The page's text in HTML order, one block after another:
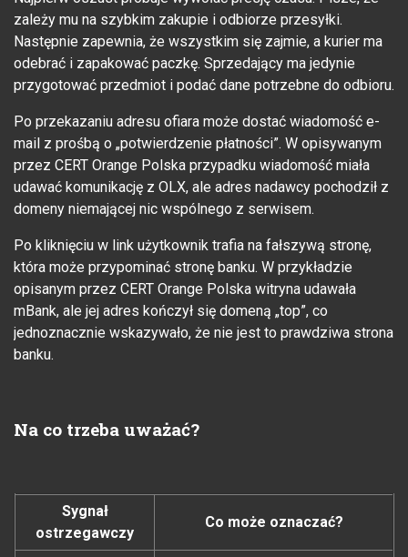
zależy mu na szybkim zakupie i odbiorze przesyłki.
Następnie zapewnia, że wszystkim się zajmie, a kurier ma
odebrać i zapakować paczkę. Sprzedający ma jedynie
przygotować przedmiot i podać dane potrzebne do odbioru.
Po przekazaniu adresu ofiara może dostać wiadomość e-
mail z prośbą o „potwierdzenie płatności”. W opisywanym
przez CERT Orange Polska przypadku wiadomość miała
udawać komunikację z OLX, ale adres nadawcy pochodził z
domeny niemającej nic wspólnego z serwisem.
Po kliknięciu w link użytkownik trafia na fałszywą stronę,
która może przypominać stronę banku. W przykładzie
opisanym przez CERT Orange Polska witryna udawała
mBank, ale jej adres kończył się domeną „top”, co
jednoznacznie wskazywało, że nie jest to prawdziwa strona
banku.
Na co trzeba uważać?
Sygnał
ostrzegawczy
Co może oznaczać?